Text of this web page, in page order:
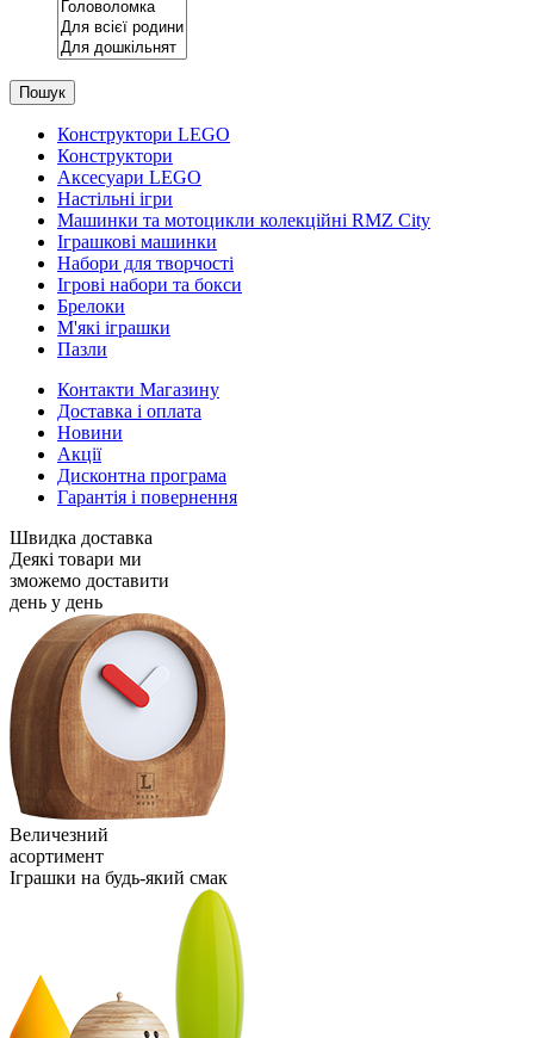
Пошук
Конструктори LEGO
Конструктори
Аксесуари LEGO
Настільні ігри
Машинки та мотоцикли колекційні RMZ City
Іграшкові машинки
Набори для творчості
Ігрові набори та бокси
Брелоки
М'які іграшки
Пазли
Контакти Магазину
Доставка і оплата
Новини
Акції
Дисконтна програма
Гарантія і повернення
Швидка доставка
Деякі товари ми
зможемо доставити
день у день
Величезний
асортимент
Іграшки на будь-який смак